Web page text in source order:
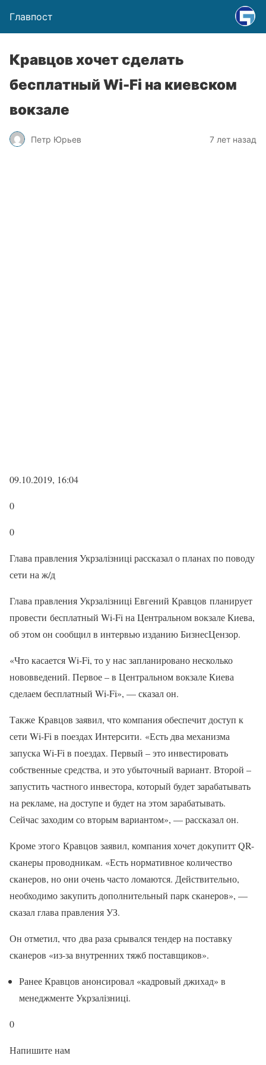
Главпост
Кравцов хочет сделать
бесплатный Wi-Fi на киевском
вокзале
Петр Юрьев 7 лет назад
09.10.2019, 16:04
0
0
Глава правления Укрзалізниці рассказал о планах по поводу
сети на ж/д
Глава правления Укрзалізниці Евгений Кравцов планирует
провести бесплатный Wi-Fi на Центральном вокзале Киева,
об этом он сообщил в интервью изданию БизнесЦензор.
«Что касается Wi-Fi, то у нас запланировано несколько
нововведений. Первое – в Центральном вокзале Киева
сделаем бесплатный Wi-Fi», — сказал он.
Также Кравцов заявил, что компания обеспечит доступ к
сети Wi-Fi в поездах Интерсити. «Есть два механизма
запуска Wi-Fi в поездах. Первый – это инвестировать
собственные средства, и это убыточный вариант. Второй –
запустить частного инвестора, который будет зарабатывать
на рекламе, на доступе и будет на этом зарабатывать.
Сейчас заходим со вторым вариантом», — рассказал он.
Кроме этого Кравцов заявил, компания хочет докупитт QR-
сканеры проводникам. «Есть нормативное количество
сканеров, но они очень часто ломаются. Действительно,
необходимо закупить дополнительный парк сканеров», —
сказал глава правления УЗ.
Он отметил, что два раза срывался тендер на поставку
сканеров «из-за внутренних тяжб поставщиков».
Ранее Кравцов анонсировал «кадровый джихад» в
менеджменте Укрзалізниці.
0
Напишите нам